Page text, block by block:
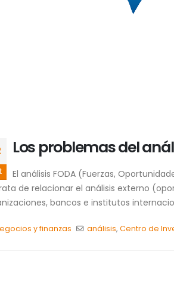
Los problemas del
El análisis FODA (Fuerzas,
de relacionar el análisis externo
bancos e institutos
y finanzas análisis,Centro de